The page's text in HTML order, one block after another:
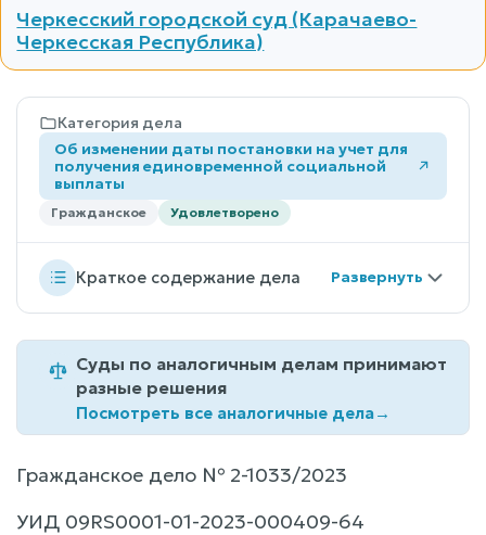
Черкесский городской суд (Карачаево-
Черкесская Республика)
Категория дела
Об изменении даты постановки на учет для
получения единовременной социальной
выплаты
Гражданское Удовлетворено
Краткое содержание дела
Суды по аналогичным делам принимают
разные решения
Посмотреть все аналогичные дела→
Гражданское дело № 2-1033/2023
УИД 09RS0001-01-2023-000409-64